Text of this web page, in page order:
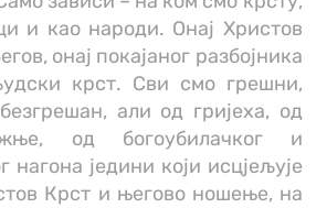
и као народи. Онај Христов
онај покајаног разбојника
крст. Сви смо грешни,
али од гријеха, од
од богоубилачког и
нагона једини који исцјељује
Крст и његово ношење, на